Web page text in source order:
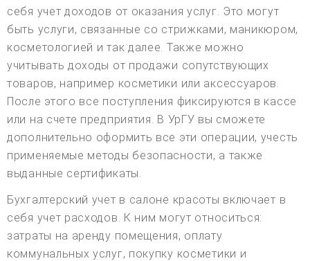
себя учет доходов от оказания услуг. Это могут
быть услуги, связанные со стрижками, маникюром,
косметологией и так далее. Также можно
учитывать доходы от продажи сопутствующих
товаров, например косметики или аксессуаров.
После этого все поступления фиксируются в кассе
или на счете предприятия. В УрГУ вы сможете
дополнительно оформить все эти операции, учесть
применяемые методы безопасности, а также
выданные сертификаты.
Бухгалтерский учет в салоне красоты включает в
себя учет расходов. К ним могут относиться:
затраты на аренду помещения, оплату
коммунальных услуг, покупку косметики и